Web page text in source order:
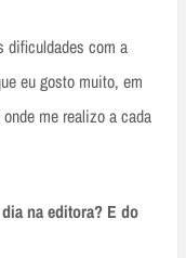
dificuldades com a
eu gosto muito, em
me realizo a cada
na editora? E do